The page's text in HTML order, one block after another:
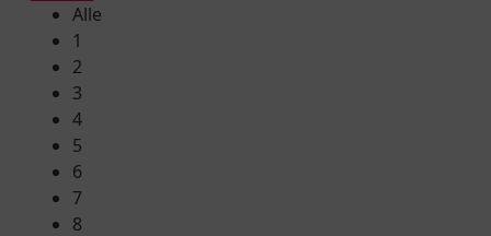
Alle
1
2
3
4
5
6
7
8